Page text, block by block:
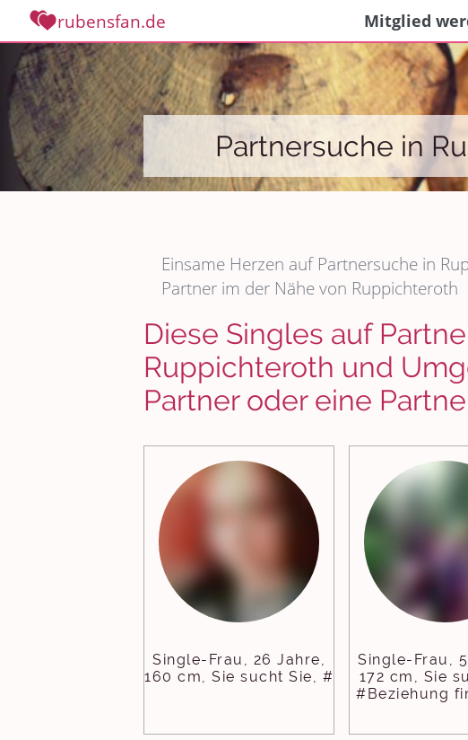
rubensfan.de Mitglied
Partnersuche in
Einsame Herzen auf Partnersuche in
Partner im der Nähe von Ruppichteroth
Diese Singles auf
Ruppichteroth und
Partner oder eine
Single-Frau, 26 Jahre,
160 cm, Sie sucht Sie, #
Single-Frau,
172 cm, Sie
#Beziehung